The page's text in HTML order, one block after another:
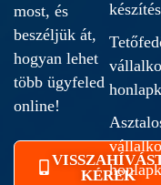
most, és
beszéljük át,
hogyan lehet
több ügyfeled
online!
KÉREK
készítés